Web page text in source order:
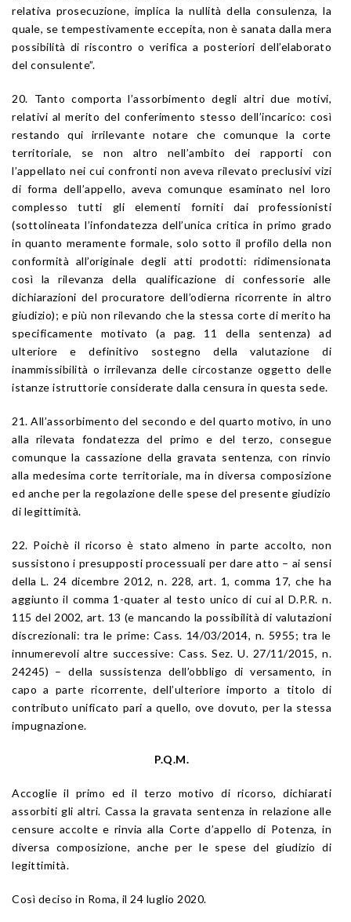
relativa prosecuzione, implica la nullità della consulenza, la
quale, se tempestivamente eccepita, non è sanata dalla mera
possibilità di riscontro o verifica a posteriori dell’elaborato
del consulente”.
20. Tanto comporta l’assorbimento degli altri due motivi,
relativi al merito del conferimento stesso dell’incarico: così
restando qui irrilevante notare che comunque la corte
territoriale, se non altro nell’ambito dei rapporti con
l’appellato nei cui confronti non aveva rilevato preclusivi vizi
di forma dell’appello, aveva comunque esaminato nel loro
complesso tutti gli elementi forniti dai professionisti
(sottolineata l’infondatezza dell’unica critica in primo grado
in quanto meramente formale, solo sotto il profilo della non
conformità all’originale degli atti prodotti: ridimensionata
così la rilevanza della qualificazione di confessorie alle
dichiarazioni del procuratore dell’odierna ricorrente in altro
giudizio); e più non rilevando che la stessa corte di merito ha
specificamente motivato (a pag. 11 della sentenza) ad
ulteriore e definitivo sostegno della valutazione di
inammissibilità o irrilevanza delle circostanze oggetto delle
istanze istruttorie considerate dalla censura in questa sede.
21. All’assorbimento del secondo e del quarto motivo, in uno
alla rilevata fondatezza del primo e del terzo, consegue
comunque la cassazione della gravata sentenza, con rinvio
alla medesima corte territoriale, ma in diversa composizione
ed anche per la regolazione delle spese del presente giudizio
di legittimità.
22. Poichè il ricorso è stato almeno in parte accolto, non
sussistono i presupposti processuali per dare atto – ai sensi
della L. 24 dicembre 2012, n. 228, art. 1, comma 17, che ha
aggiunto il comma 1-quater al testo unico di cui al D.P.R. n.
115 del 2002, art. 13 (e mancando la possibilità di valutazioni
discrezionali: tra le prime: Cass. 14/03/2014, n. 5955; tra le
innumerevoli altre successive: Cass. Sez. U. 27/11/2015, n.
24245) – della sussistenza dell’obbligo di versamento, in
capo a parte ricorrente, dell’ulteriore importo a titolo di
contributo unificato pari a quello, ove dovuto, per la stessa
impugnazione.
P.Q.M.
Accoglie il primo ed il terzo motivo di ricorso, dichiarati
assorbiti gli altri. Cassa la gravata sentenza in relazione alle
censure accolte e rinvia alla Corte d’appello di Potenza, in
diversa composizione, anche per le spese del giudizio di
legittimità.
Così deciso in Roma, il 24 luglio 2020.